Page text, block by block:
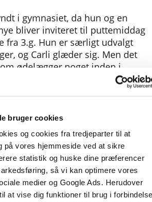
bruger cookies
og cookies fra tredjeparter til at
på vores hjemmeside ved at sikre
statistik og huske dine præferencer
så vi kan optimere vores
medier og Google Ads. Herudover
at vise dig funktioner til brug i
i gymnasiet, da hun og en
bliver inviteret til puttemiddag
fra 3.g. Hun er særligt udvalgt
og Carli glæder sig. Men det
ødelægger noget inden i
og Carlis egne urkrafter kan
historie om at mærke sine
sin kraft tilbage.
serien CARLSENS
som er billedbøger til unge: